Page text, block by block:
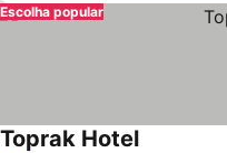
Escolha popular
Toprak Hotel